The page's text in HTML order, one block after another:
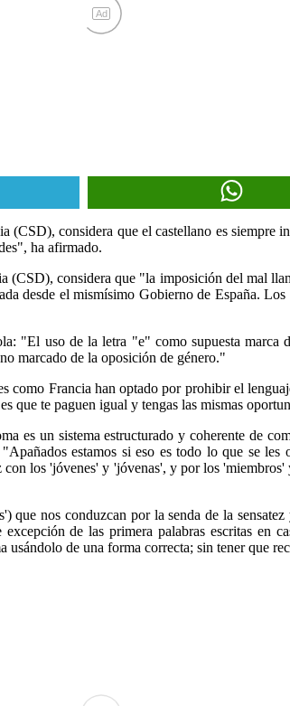
Ad
considera que el castellano es
ha afirmado.
considera que "la imposición del mal
desde el mismísimo Gobierno de España.
"El uso de la letra "e" como supuesta
marcado de la oposición de género."
como Francia han optado por prohibir el
que te paguen igual y tengas las mismas
un sistema estructurado y coherente de
estamos si eso es todo lo que se
los 'jóvenes' y 'jóvenas', y por los
que nos conduzcan por la senda de la
de las primera palabras escritas en
de una forma correcta; sin tener que